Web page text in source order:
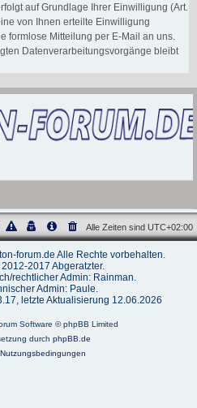
auf Grundlage Ihrer Einwilligung (Art.
von Ihnen erteilte Einwilligung
formlose Mitteilung per E-Mail an uns.
Datenverarbeitungsvorgänge bleibt
Alle Zeiten sind UTC+02:00
forum.de Alle Rechte vorbehalten.
2017 Abgeratzter.
rechtlicher Admin: Rainman.
Admin: Paule.
letzte Aktualisierung 12.06.2026
Software © phpBB Limited
durch phpBB.de
Nutzungsbedingungen